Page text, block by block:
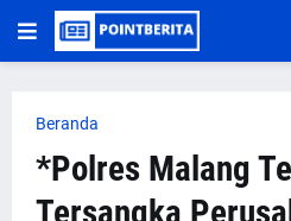
Beranda
*Polres Malang
Tersangka